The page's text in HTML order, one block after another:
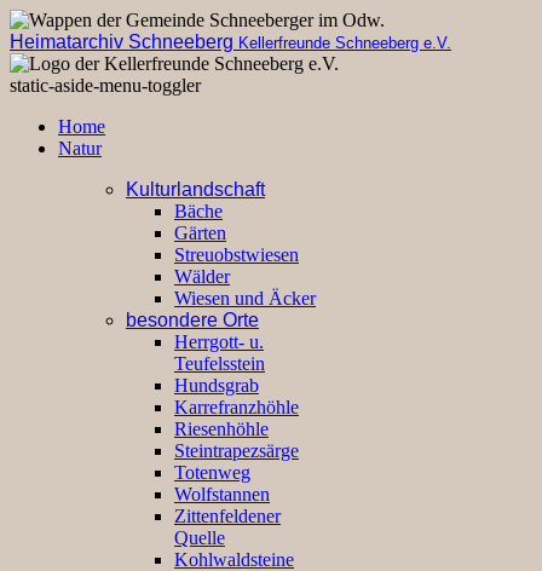
Heimatarchiv Schneeberg Kellerfreunde Schneeberg e.V.
static-aside-menu-toggler
Home
Natur
Kulturlandschaft
Bäche
Gärten
Streuobstwiesen
Wälder
Wiesen und Äcker
besondere Orte
Herrgott- u.
Teufelsstein
Hundsgrab
Karrefranzhöhle
Riesenhöhle
Steintrapezsärge
Totenweg
Wolfstannen
Zittenfeldener
Quelle
Kohlwaldsteine